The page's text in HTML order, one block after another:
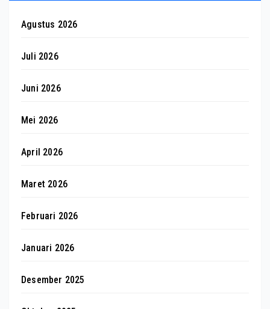
Agustus 2026
Juli 2026
Juni 2026
Mei 2026
April 2026
Maret 2026
Februari 2026
Januari 2026
Desember 2025